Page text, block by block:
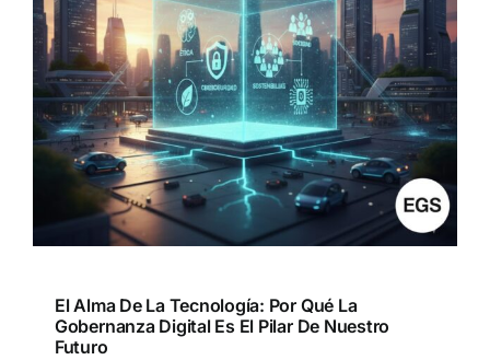
El Alma De La Tecnología: Por Qué La
Gobernanza Digital Es El Pilar De Nuestro
Futuro